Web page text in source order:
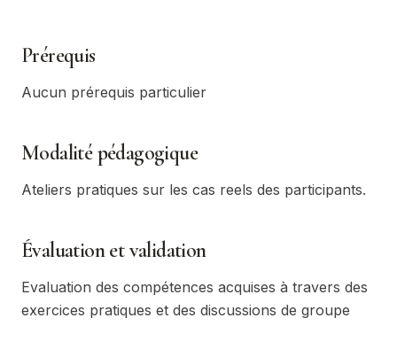
Prérequis
Aucun prérequis particulier
Modalité pédagogique
Ateliers pratiques sur les cas reels des participants.
Évaluation et validation
Evaluation des compétences acquises à travers des
exercices pratiques et des discussions de groupe